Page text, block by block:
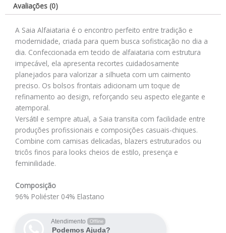
Avaliações (0)
A Saia Alfaiataria é o encontro perfeito entre tradição e
modernidade, criada para quem busca sofisticação no dia a
dia. Confeccionada em tecido de alfaiataria com estrutura
impecável, ela apresenta recortes cuidadosamente
planejados para valorizar a silhueta com um caimento
preciso. Os bolsos frontais adicionam um toque de
refinamento ao design, reforçando seu aspecto elegante e
atemporal.
Versátil e sempre atual, a Saia transita com facilidade entre
produções profissionais e composições casuais-chiques.
Combine com camisas delicadas, blazers estruturados ou
tricôs finos para looks cheios de estilo, presença e
feminilidade.
Composição
96% Poliéster 04% Elastano
Atendimento Offline
Podemos Ajuda?